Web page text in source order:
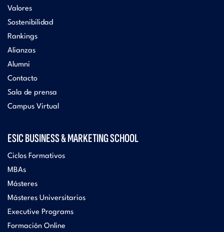
Valores
Sostenibilidad
Rankings
Alianzas
Alumni
Contacto
Sala de prensa
Campus Virtual
ESIC BUSINESS & MARKETING SCHOOL
Ciclos Formativos
MBAs
Másteres
Másteres Universitarios
Executive Programs
Formación Online